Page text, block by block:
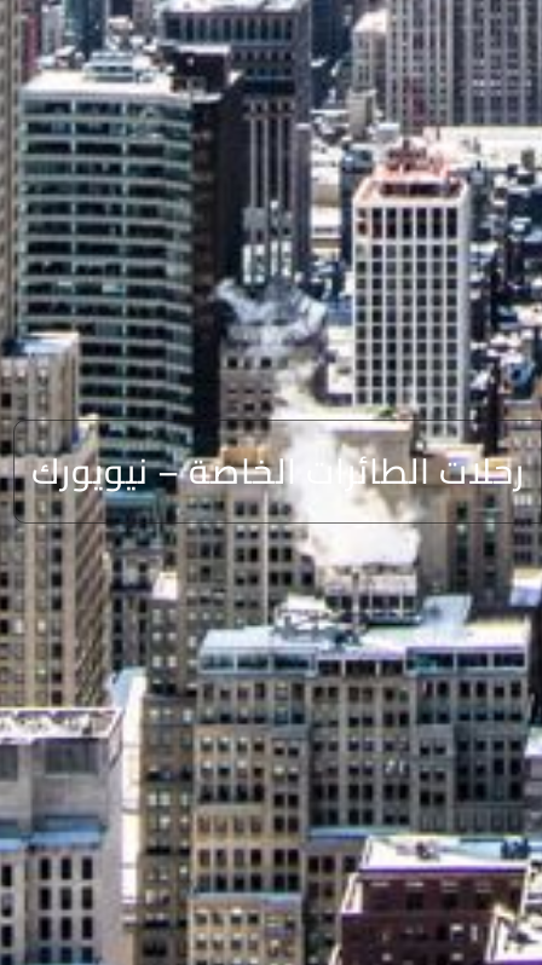
رحلات الطائرات الخاصة – نيويورك